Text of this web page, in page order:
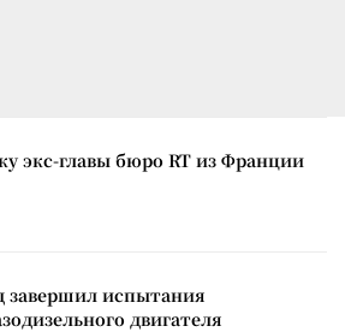
экс-главы бюро RT из Франции
завершил испытания
двигателя